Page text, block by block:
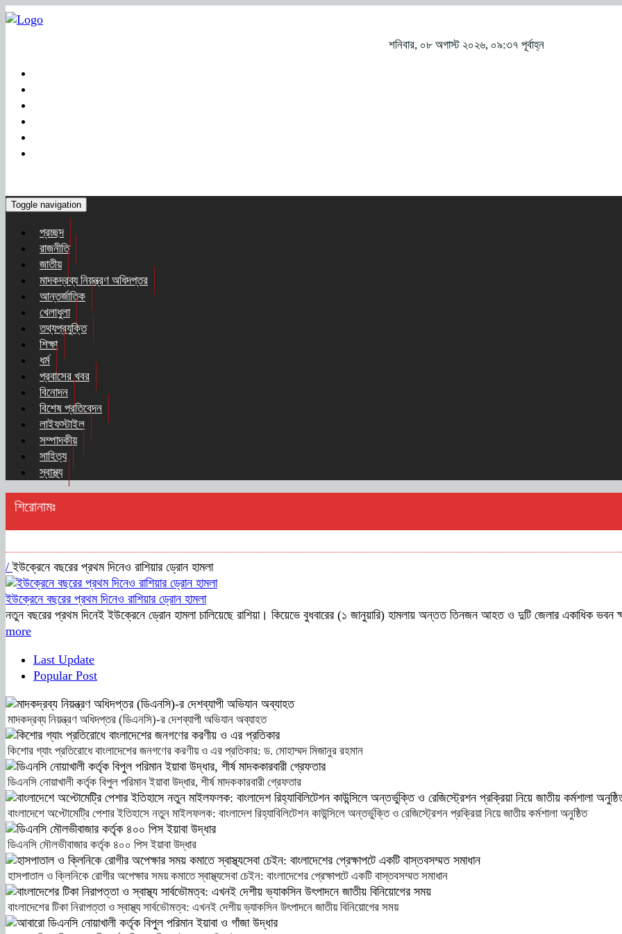
শনিবার, ০৮ অগাস্ট ২০২৬, ০৯:৩৭ পূর্বাহ্ন
Toggle navigation
প্রচ্ছদ
রাজনীতি
জাতীয়
মাদকদ্রব্য নিয়ন্ত্রণ অধিদপ্তর
আন্তর্জাতিক
খেলাধুলা
তথ্যপ্রযুক্তি
শিক্ষা
ধর্ম
প্রবাসের খবর
বিনোদন
বিশেষ প্রতিবেদন
লাইফস্টাইল
সম্পাদকীয়
সাহিত্য
স্বাস্থ্য
শিরোনামঃ
/ইউক্রেনে বছরের প্রথম দিনেও রাশিয়ার ড্রোন হামলা
ইউক্রেনে বছরের প্রথম দিনেও রাশিয়ার ড্রোন হামলা
নতুন বছরের প্রথম দিনেই ইউক্রেনে ড্রোন হামলা চালিয়েছে রাশিয়া। কিয়েভে বুধবারের (১ জানুয়ারি) হামলায় অন্তত তিনজন আহত ও দুটি জেলার একাধিক ভবন
more
Last Update
Popular Post
মাদকদ্রব্য নিয়ন্ত্রণ অধিদপ্তর (ডিএনসি)-র দেশব্যাপী অভিযান অব্যাহত
কিশোর গ্যাং প্রতিরোধে বাংলাদেশের জনগণের করণীয় ও এর প্রতিকার: ড. মোহাম্মদ মিজানুর রহমান
ডিএনসি নোয়াখালী কর্তৃক বিপুল পরিমান ইয়াবা উদ্ধার, শীর্ষ মাদককারবারী গ্রেফতার
বাংলাদেশে অপ্টোমেট্রি পেশার ইতিহাসে নতুন মাইলফলক: বাংলাদেশ রিহ্যাবিলিটেশন কাউন্সিলে অন্তর্ভুক্তি ও রেজিস্ট্রেশন প্রক্রিয়া নিয়ে জাতীয় কর্মশালা অনুষ্ঠিত
ডিএনসি মৌলভীবাজার কর্তৃক ৪০০ পিস ইয়াবা উদ্ধার
হাসপাতাল ও ক্লিনিকে রোগীর অপেক্ষার সময় কমাতে স্বাস্থ্যসেবা চেইন: বাংলাদেশের প্রেক্ষাপটে একটি বাস্তবসম্মত সমাধান
বাংলাদেশের টিকা নিরাপত্তা ও স্বাস্থ্য সার্বভৌমত্ব: এখনই দেশীয় ভ্যাকসিন উৎপাদনে জাতীয় বিনিয়োগের সময়